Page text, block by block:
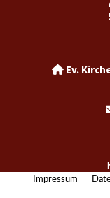
Ev.
Impressum